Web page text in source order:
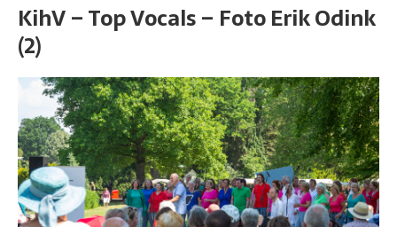
KihV – Top Vocals – Foto Erik Odink
(2)